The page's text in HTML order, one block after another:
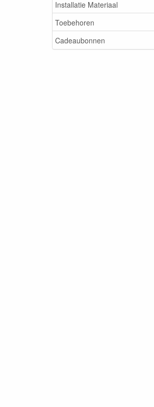
Installatie Materiaal
Toebehoren
Cadeaubonnen